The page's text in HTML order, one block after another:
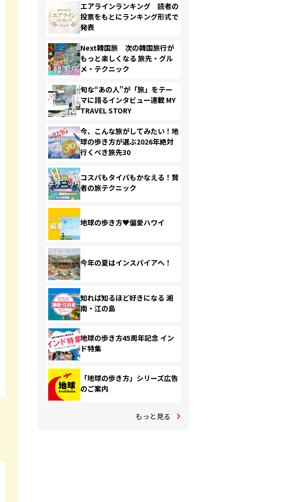
エアラインランキング 読者の
投票をもとにランキング形式で
発表
Next韓国旅 次の韓国旅行が
もっと楽しくなる 旅先・グル
メ・テクニック
旬な“あの人”が「旅」をテー
マに語るインタビュー連載 MY
TRAVEL STORY
今、こんな旅がしてみたい！地
球の歩き方が選ぶ2026年絶対
行くべき旅先30
コスパもタイパもかなえる！賢
者の旅テクニック
地球の歩き方♥偏愛ハワイ
今年の夏はインスパイアへ！
知れば知るほど好きになる 湘
南・江の島
地球の歩き方45周年記念 イン
ド特集
「地球の歩き方」シリーズ広告
のご案内
もっと見る